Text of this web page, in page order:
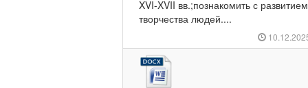
XVI-XVII вв.;познакомить с
творчества людей....